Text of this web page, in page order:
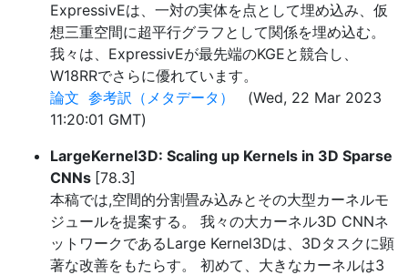
ExpressivEは、一対の実体を点として埋め込み、仮
想三重空間に超平行グラフとして関係を埋め込む。
我々は、ExpressivEが最先端のKGEと競合し、
W18RRでさらに優れています。
論文 参考訳（メタデータ）
(Wed, 22 Mar 2023
11:20:01 GMT)
LargeKernel3D: Scaling up Kernels in 3D Sparse
CNNs [78.3]
本稿では,空間的分割畳み込みとその大型カーネルモ
ジュールを提案する。 我々の大カーネル3D CNNネ
ットワークであるLarge Kernel3Dは、3Dタスクに顕
著な改善をもたらす。 初めて、大きなカーネルは3